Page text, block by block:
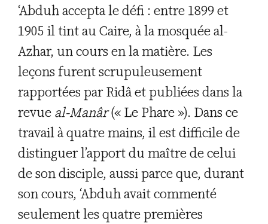
‘Abduh accepta le défi : entre 1899 et
1905 il tint au Caire, à la mosquée al-
Azhar, un cours en la matière. Les
leçons furent scrupuleusement
rapportées par Ridâ et publiées dans la
revue al-Manâr(« Le Phare »). Dans ce
travail à quatre mains, il est difficile de
distinguer l’apport du maître de celui
de son disciple, aussi parce que, durant
son cours, ‘Abduh avait commenté
seulement les quatre premières